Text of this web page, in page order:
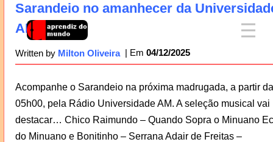
Sarandeio no amanhecer da
AM, 05/12
Written by Milton Oliveira 04/12/2025
Acompanhe o Sarandeio na próxima madrugada, a partir
05h00, pela Rádio Universidade AM. A seleção musical vai
destacar… Chico Raimundo – Quando Sopra o Minuano
do Minuano e Bonitinho – Serrana Adair de Freitas –